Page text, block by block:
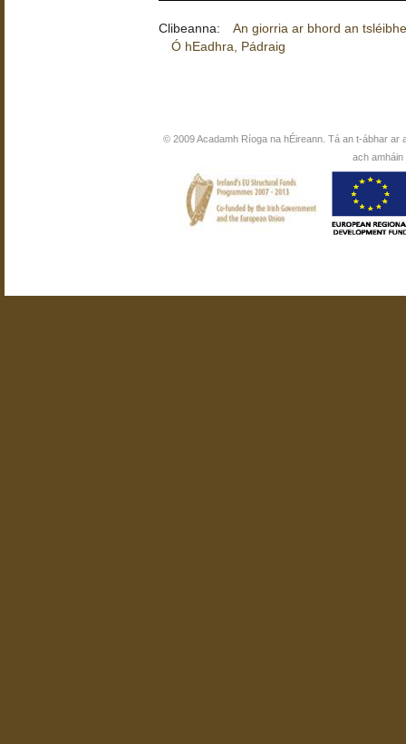
Clibeanna:
An giorria ar bhord an tsléibhe
Ó hEadhra, Pádraig
© 2009 Acadamh Ríoga na hÉireann. Tá an t-ábhar ar
ach amháin